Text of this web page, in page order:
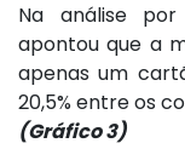
Na análise
apontou que a
apenas um
20,5% entre os
(Gráfico 3)